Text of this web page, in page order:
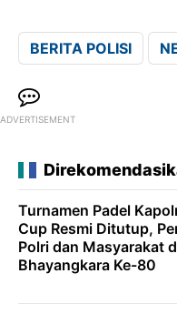
BERITA POLISI
ADVERTISEMENT
Turnamen Padel
Cup Resmi Ditutup,
Polri dan Masyarakat
Bhayangkara Ke-80